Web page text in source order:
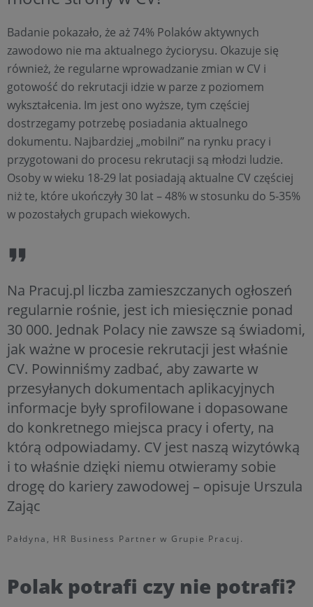
Badanie pokazało, że aż 74% Polaków aktywnych
zawodowo nie ma aktualnego życiorysu. Okazuje się
również, że regularne wprowadzanie zmian w CV i
gotowość do rekrutacji idzie w parze z poziomem
wykształcenia. Im jest ono wyższe, tym częściej
dostrzegamy potrzebę posiadania aktualnego
dokumentu. Najbardziej „mobilni” na rynku pracy i
przygotowani do procesu rekrutacji są młodzi ludzie.
Osoby w wieku 18-29 lat posiadają aktualne CV częściej
niż te, które ukończyły 30 lat – 48% w stosunku do 5-35%
w pozostałych grupach wiekowych.
Na Pracuj.pl liczba zamieszczanych ogłoszeń
regularnie rośnie, jest ich miesięcznie ponad
30 000. Jednak Polacy nie zawsze są świadomi,
jak ważne w procesie rekrutacji jest właśnie
CV. Powinniśmy zadbać, aby zawarte w
przesyłanych dokumentach aplikacyjnych
informacje były sprofilowane i dopasowane
do konkretnego miejsca pracy i oferty, na
którą odpowiadamy. CV jest naszą wizytówką
i to właśnie dzięki niemu otwieramy sobie
drogę do kariery zawodowej – opisuje Urszula
Zając
Pałdyna, HR Business Partner w Grupie Pracuj.
Polak potrafi czy nie potrafi?